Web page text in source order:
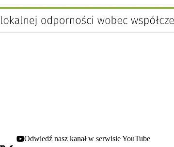
Youtube - otwiera się w nowej karcie
Odwiedź nasz kanał w serwisie YouTube